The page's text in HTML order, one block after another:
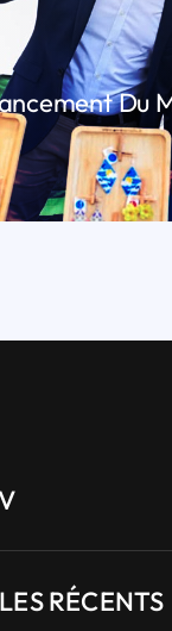
Du
LIRE
RÉCENTS